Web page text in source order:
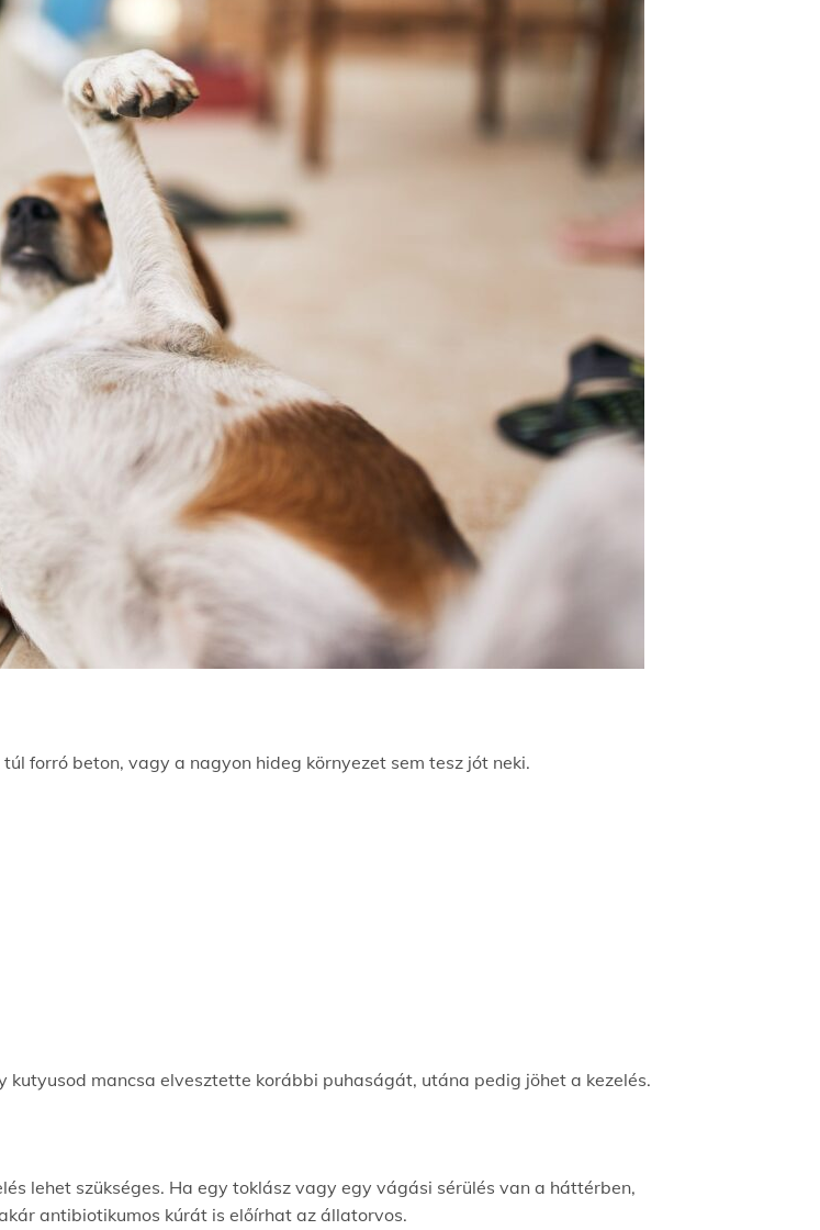
forró beton, vagy a nagyon hideg környezet sem tesz jót neki.
mancsa elvesztette korábbi puhaságát, utána pedig jöhet a kezelés.
lehet szükséges. Ha egy toklász vagy egy vágási sérülés van a háttérben,
antibiotikumos kúrát is előírhat az állatorvos.